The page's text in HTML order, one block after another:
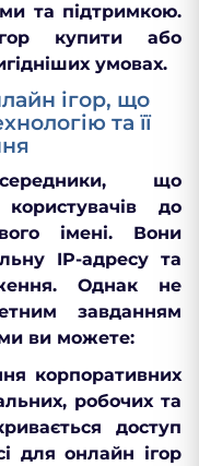
та підтримкою.
купити або
умовах.
ігор, що
та її
що
до
імені. Вони
IP-адресу та
Однак не
завданням
ви можете:
корпоративних
робочих та
доступ
для онлайн ігор